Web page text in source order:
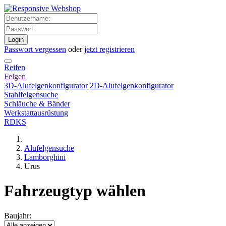
Login
Passwort vergessen oderjetzt registrieren
Reifen
Felgen
3D-Alufelgenkonfigurator 2D-Alufelgenkonfigurator
Stahlfelgensuche
Schläuche & Bänder
Werkstattausrüstung
RDKS
Alufelgensuche
Lamborghini
Urus
Fahrzeugtyp wählen
Baujahr: